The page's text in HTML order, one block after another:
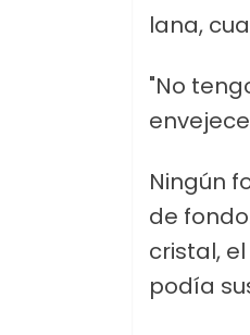
lana,
"No
Ningún
de
cristal,
podía